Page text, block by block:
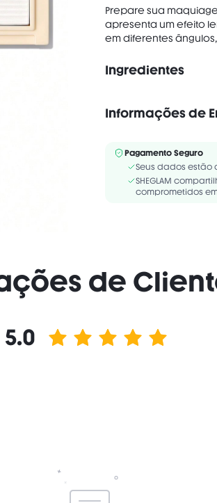
Prepare sua
apresenta um efeito
em diferentes
Ingredientes
TETRAISOSTEARATE, ZINC
GLYCOL,
Informações de
Pagamento Seguro
Seus dados estão
SHEGLAM
comprometidos
de
5.0